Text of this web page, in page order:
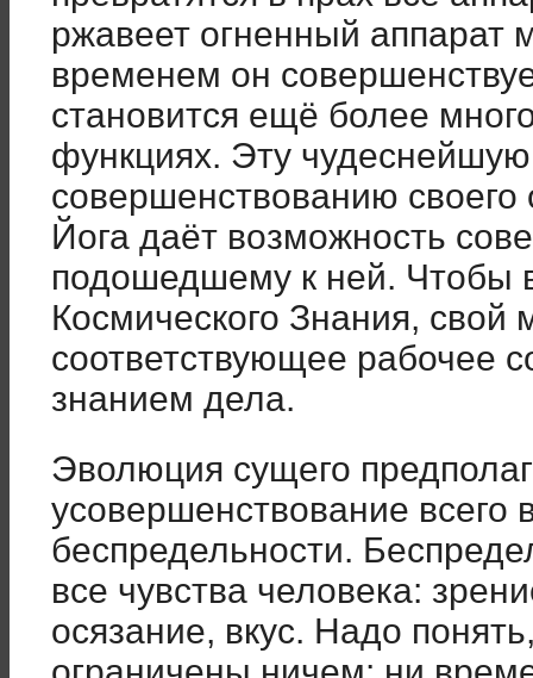
ржавеет огненный аппарат
временем он
становится ещё более
функциях. Эту
совершенствованию своего
Йога даёт возможность
подошедшему к ней. Чтобы
Космического Знания, свой
соответствующее рабочее
знанием дела.
Эволюция сущего
усовершенствование всего
беспредельности.
все чувства человека:
осязание, вкус. Надо